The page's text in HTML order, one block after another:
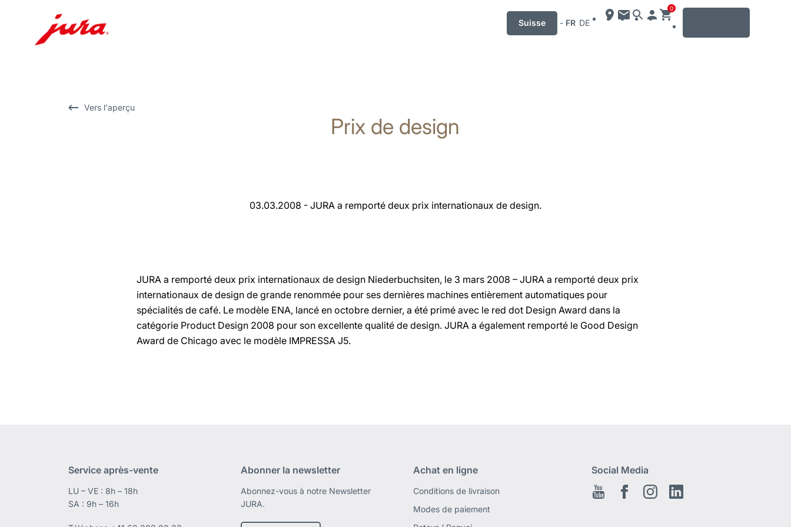
Suisse - FR DE
0
Vers l'aperçu
Prix de design
03.03.2008 - JURA a remporté deux prix internationaux de design.
JURA a remporté deux prix internationaux de design Niederbuchsiten, le 3 mars 2008 – JURA a remporté deux prix
internationaux de design de grande renommée pour ses dernières machines entièrement automatiques pour
spécialités de café. Le modèle ENA, lancé en octobre dernier, a été primé avec le red dot Design Award dans la
catégorie Product Design 2008 pour son excellente qualité de design. JURA a également remporté le Good Design
Award de Chicago avec le modèle IMPRESSA J5.
Service après-vente
LU – VE : 8h – 18h
SA : 9h – 16h
Abonner la newsletter
Abonnez-vous à notre Newsletter
JURA.
Achat en ligne
Conditions de livraison
Modes de paiement
Social Media
Youtube FacebookInstagram